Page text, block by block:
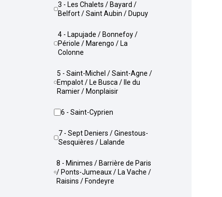
3 - Les Chalets / Bayard /
Belfort / Saint Aubin / Dupuy
4 - Lapujade / Bonnefoy /
Périole / Marengo / La
Colonne
5 - Saint-Michel / Saint-Agne /
Empalot / Le Busca / Ile du
Ramier / Monplaisir
6 - Saint-Cyprien
7 - Sept Deniers / Ginestous-
Sesquières / Lalande
8 - Minimes / Barrière de Paris
/ Ponts-Jumeaux / La Vache /
Raisins / Fondeyre